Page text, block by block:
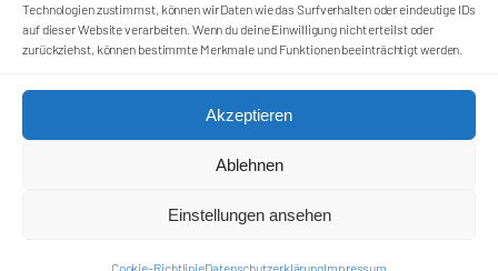
Technologien zustimmst, können wir Daten wie das Surfverhalten oder eindeutige IDs
auf dieser Website verarbeiten. Wenn du deine Einwilligung nicht erteilst oder
zurückziehst, können bestimmte Merkmale und Funktionen beeinträchtigt werden.
Akzeptieren
Ablehnen
Einstellungen ansehen
Cookie-RichtlinieDatenschutzerklärungImpressum
Impressum
Cookie-Richtlinie (EU)
Datenschutzerklärung
Harlekins Berlin ’98
Supporters Karlsruhe
Unser Fußball